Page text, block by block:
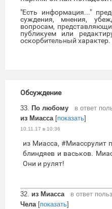
"Есть информация..."
суждения, мнения,
вопросам,
публикуем или
оскорбительный характер.
Обсуждение
33. По любому
в ответ
из Миасса[показать]
10.11.17 в 10:36
из Миасса, #Миассрулит
блиндяев и васьков.
Они и рулят!
32. из Миасса в ответ
Чела[показать]